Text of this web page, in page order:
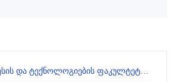
ERASMUS+ ᲑᲘᲖᲜᲔᲡᲘᲡ ᲓᲐ ᲢᲔᲥᲜᲝᲚᲝᲒᲘᲔᲑᲘᲡ ᲤᲐᲙᲣᲚᲢᲔᲢᲘᲡ ᲡᲢᲣᲓᲔᲜᲢᲔᲑᲘᲡᲗᲕᲘᲡ